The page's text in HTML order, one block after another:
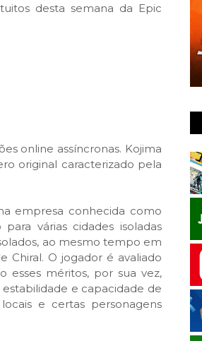
desta semana da Epic
online assíncronas. Kojima
original caracterizado pela
empresa conhecida como
várias cidades isoladas
ao mesmo tempo em
Chiral. O jogador é avaliado
esses méritos, por sua vez,
e capacidade de
e certas personagens